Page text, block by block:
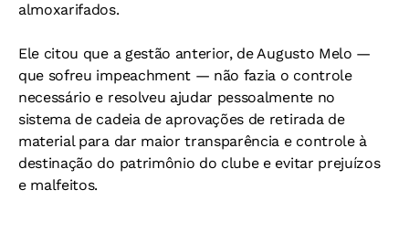
almoxarifados.
Ele citou que a gestão anterior, de Augusto Melo —
que sofreu impeachment — não fazia o controle
necessário e resolveu ajudar pessoalmente no
sistema de cadeia de aprovações de retirada de
material para dar maior transparência e controle à
destinação do patrimônio do clube e evitar prejuízos
e malfeitos.